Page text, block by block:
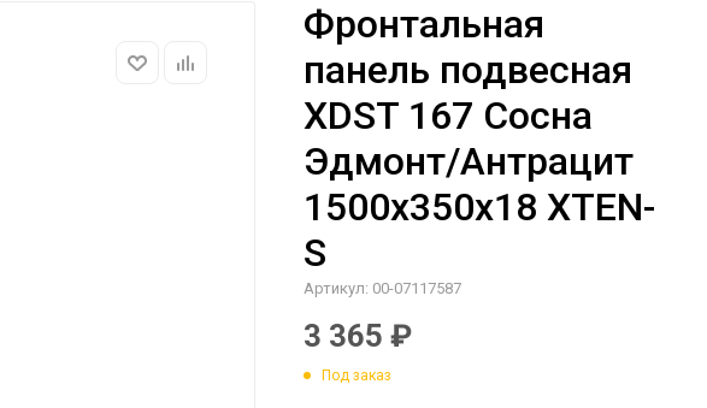
Фронтальная
панель подвесная
XDST 167 Сосна
Эдмонт/Антрацит
1500х350х18 XTEN-
S
Артикул: 00-07117587
3 365 ₽
Под заказ